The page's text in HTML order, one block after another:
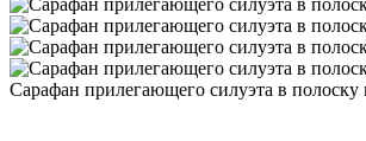
Сарафан прилегающего силуэта в полоску